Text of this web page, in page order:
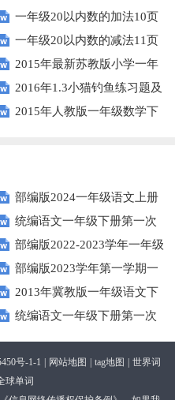
册期末素养测评卷（考试版A4
人教版）
一年级20以内数的加法10页
一年级20以内数的减法11页
2015年最新苏教版小学一年
级数学下册第一次月考试卷
2016年1.3小猫钓鱼练习题及
答案2015年人教版一年级数学下
部编版2024一年级语文上册
第一单元检测卷
统编语文一年级下册第一次
月考测试题6
部编版2022-2023学年一年级
语文下册期中复习卷
部编版2023学年第一学期一
年级语文期中综合试卷
2013年冀教版一年级语文下
期末测试卷及答案
统编语文一年级下册第一次
考测试题4（无答案）
号-1-1 | 网站地图 | tag地图 | 世界词
球单词